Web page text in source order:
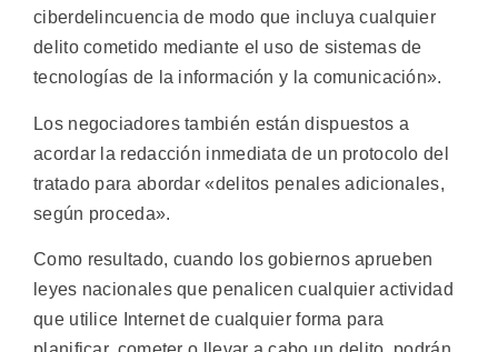
ciberdelincuencia de modo que incluya cualquier
delito cometido mediante el uso de sistemas de
tecnologías de la información y la comunicación».
Los negociadores también están dispuestos a
acordar la redacción inmediata de un protocolo del
tratado para abordar «delitos penales adicionales,
según proceda».
Como resultado, cuando los gobiernos aprueben
leyes nacionales que penalicen cualquier actividad
que utilice Internet de cualquier forma para